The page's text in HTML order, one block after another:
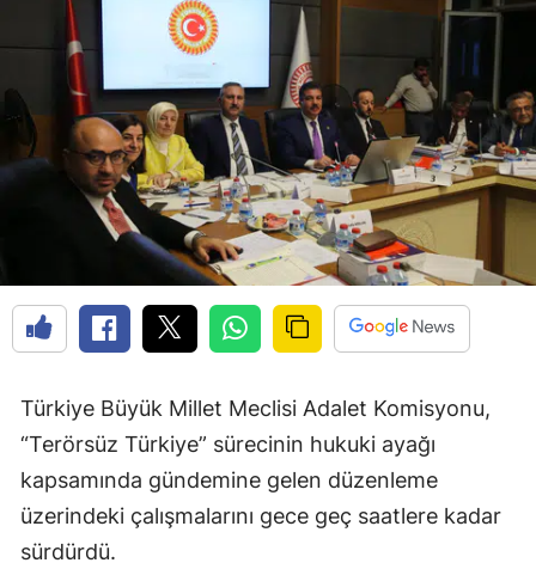
Türkiye Büyük Millet Meclisi Adalet Komisyonu,
“Terörsüz Türkiye” sürecinin hukuki ayağı
kapsamında gündemine gelen düzenleme
üzerindeki çalışmalarını gece geç saatlere kadar
sürdürdü.